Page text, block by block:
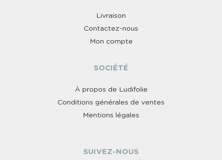
Livraison
Contactez-nous
Mon compte
SOCIÉTÉ
À propos de Ludifolie
Conditions générales de ventes
Mentions légales
SUIVEZ-NOUS